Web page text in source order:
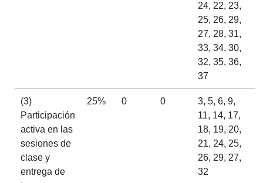
24, 22, 23,
25, 26, 29,
27, 28, 31,
33, 34, 30,
32, 35, 36,
37
(3)
Participación
activa en las
sesiones de
clase y
entrega de
25% 0 0
3, 5, 6, 9,
11, 14, 17,
18, 19, 20,
21, 24, 25,
26, 29, 27,
32